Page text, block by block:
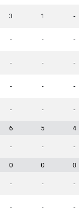
3 1 -
- - -
- - -
- - -
- - -
6 5 4
- - -
0 0 0
- - -
- - -